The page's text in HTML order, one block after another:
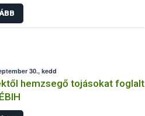
30., kedd
hemzsegő tojásokat foglalt